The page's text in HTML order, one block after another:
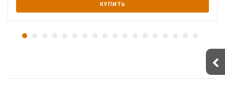
КУПИТЬ